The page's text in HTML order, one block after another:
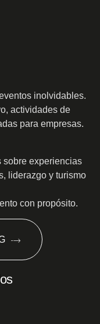
inolvidables.
actividades de
para empresas.
sobre experiencias
liderazgo y turismo
con propósito.